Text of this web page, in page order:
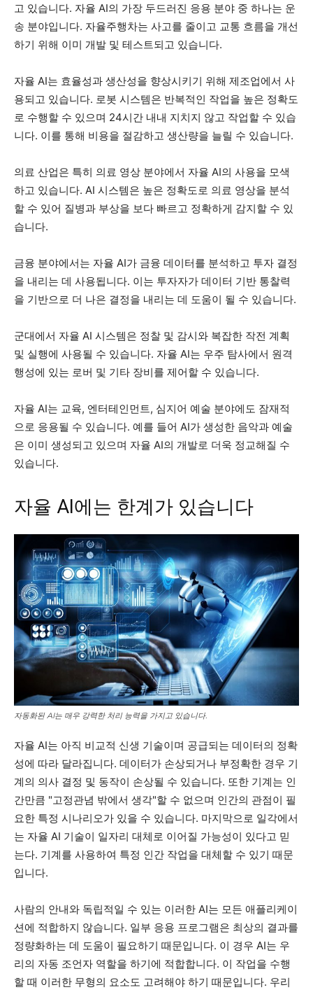
고 있습니다. 자율 AI의 가장 두드러진 응용 분야 중 하나는 운
송 분야입니다. 자율주행차는 사고를 줄이고 교통 흐름을 개선
하기 위해 이미 개발 및 테스트되고 있습니다.
자율 AI는 효율성과 생산성을 향상시키기 위해 제조업에서 사
용되고 있습니다. 로봇 시스템은 반복적인 작업을 높은 정확도
로 수행할 수 있으며 24시간 내내 지치지 않고 작업할 수 있습
니다. 이를 통해 비용을 절감하고 생산량을 늘릴 수 있습니다.
의료 산업은 특히 의료 영상 분야에서 자율 AI의 사용을 모색
하고 있습니다. AI 시스템은 높은 정확도로 의료 영상을 분석
할 수 있어 질병과 부상을 보다 빠르고 정확하게 감지할 수 있
습니다.
금융 분야에서는 자율 AI가 금융 데이터를 분석하고 투자 결정
을 내리는 데 사용됩니다. 이는 투자자가 데이터 기반 통찰력
을 기반으로 더 나은 결정을 내리는 데 도움이 될 수 있습니다.
군대에서 자율 AI 시스템은 정찰 및 감시와 복잡한 작전 계획
및 실행에 사용될 수 있습니다. 자율 AI는 우주 탐사에서 원격
행성에 있는 로버 및 기타 장비를 제어할 수 있습니다.
자율 AI는 교육, 엔터테인먼트, 심지어 예술 분야에도 잠재적
으로 응용될 수 있습니다. 예를 들어 AI가 생성한 음악과 예술
은 이미 생성되고 있으며 자율 AI의 개발로 더욱 정교해질 수
있습니다.
자율 AI에는 한계가 있습니다
자동화된 AI는 매우 강력한 처리 능력을 가지고 있습니다.
자율 AI는 아직 비교적 신생 기술이며 공급되는 데이터의 정확
성에 따라 달라집니다. 데이터가 손상되거나 부정확한 경우 기
계의 의사 결정 및 동작이 손상될 수 있습니다. 또한 기계는 인
간만큼 "고정관념 밖에서 생각"할 수 없으며 인간의 관점이 필
요한 특정 시나리오가 있을 수 있습니다. 마지막으로 일각에서
는 자율 AI 기술이 일자리 대체로 이어질 가능성이 있다고 믿
는다. 기계를 사용하여 특정 인간 작업을 대체할 수 있기 때문
입니다.
사람의 안내와 독립적일 수 있는 이러한 AI는 모든 애플리케이
션에 적합하지 않습니다. 일부 응용 프로그램은 최상의 결과를
정량화하는 데 도움이 필요하기 때문입니다. 이 경우 AI는 우
리의 자동 조언자 역할을 하기에 적합합니다. 이 작업을 수행
할 때 이러한 무형의 요소도 고려해야 하기 때문입니다. 우리